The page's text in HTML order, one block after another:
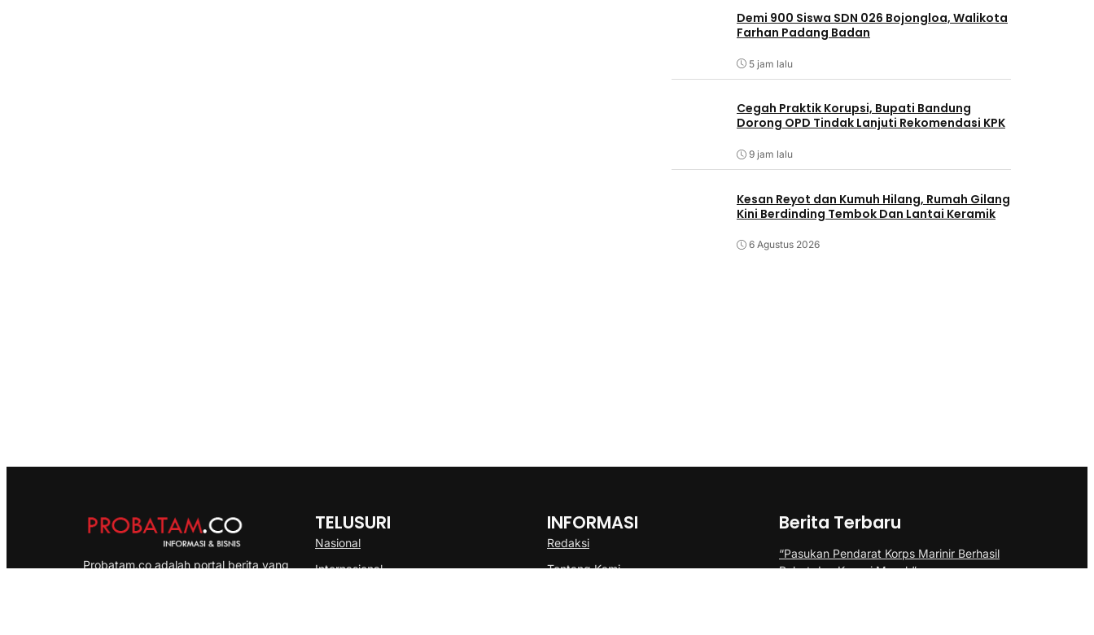
Demi 900 Siswa SDN 026 Bojongloa, Walikota
Farhan Padang Badan
5 jam lalu
Cegah Praktik Korupsi, Bupati Bandung
Dorong OPD Tindak Lanjuti Rekomendasi KPK
9 jam lalu
Kesan Reyot dan Kumuh Hilang, Rumah Gilang
Kini Berdinding Tembok Dan Lantai Keramik
6 Agustus 2026
Probatam.co adalah portal berita yang
TELUSURI
Nasional
Internasional
INFORMASI
Redaksi
Tentang Kami
Berita Terbaru
“Pasukan Pendarat Korps Marinir Berhasil
Rebut dan Kuasai Musuh”